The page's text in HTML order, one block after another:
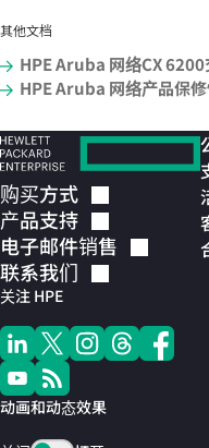
其他文档
HPE Aruba 网络CX
HPE Aruba 网络产品保
购买方式
产品支持
电子邮件销售
联系我们
关注 HPE
动画和动态效果